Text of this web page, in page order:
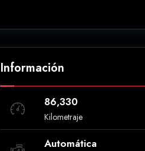
Información
86,330
Kilometraje
Automática